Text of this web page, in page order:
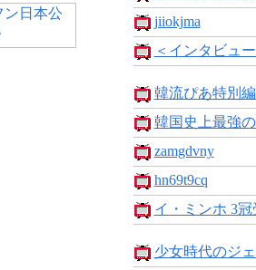
jiiokjma
＜インタビュ
韓流ぴあ特別
韓国史上最強
zamgdvny
hn69t9cq
イ・ミンホ 3冠
少女時代のジ